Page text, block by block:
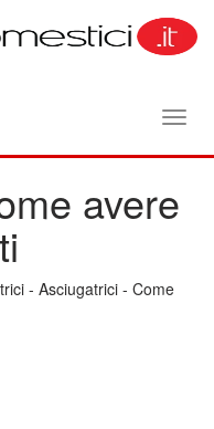
avere
- Asciugatrici - Come